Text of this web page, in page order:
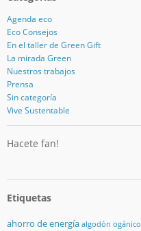
Agenda eco
Eco Consejos
En el taller de Green Gift
La mirada Green
Nuestros trabajos
Prensa
Sin categoría
Vive Sustentable
Hacete fan!
Etiquetas
ahorro de energía algodón ogánico